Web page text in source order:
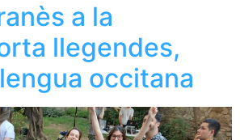
a la
llegendes,
occitana